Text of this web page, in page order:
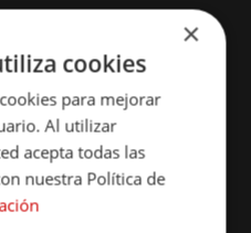
×
cookies
para mejorar
Al utilizar
acepta todas las
nuestra Política de